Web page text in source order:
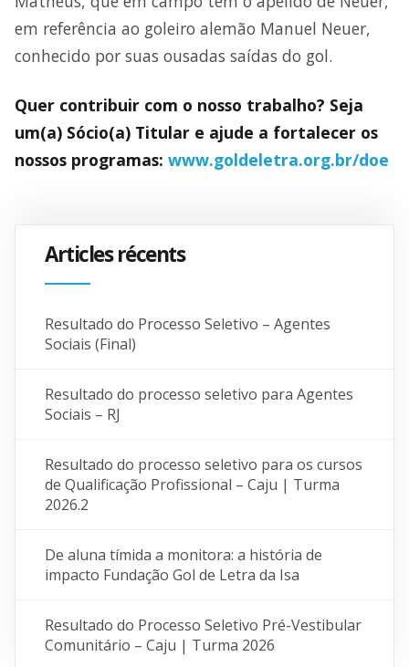
em referência ao goleiro alemão Manuel Neuer,
conhecido por suas ousadas saídas do gol.
Quer contribuir com o nosso trabalho? Seja
um(a) Sócio(a) Titular e ajude a fortalecer os
nossos programas: www.goldeletra.org.br/doe
Articles récents
Resultado do Processo Seletivo – Agentes
Sociais (Final)
Resultado do processo seletivo para Agentes
Sociais – RJ
Resultado do processo seletivo para os cursos
de Qualificação Profissional – Caju | Turma
2026.2
De aluna tímida a monitora: a história de
impacto Fundação Gol de Letra da Isa
Resultado do Processo Seletivo Pré-Vestibular
Comunitário – Caju | Turma 2026